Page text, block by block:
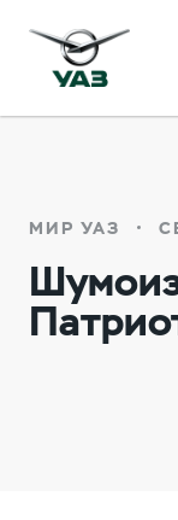
МИР УАЗ